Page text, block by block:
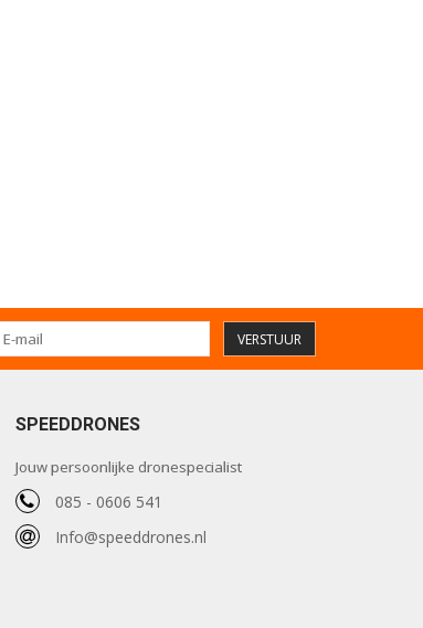
VERSTUUR
SPEEDDRONES
Jouw persoonlijke dronespecialist
085 - 0606 541
Info@speeddrones.nl